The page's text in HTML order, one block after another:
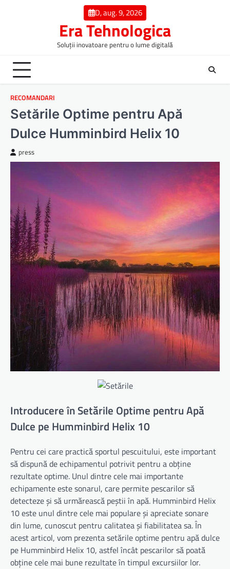
D, aug. 9, 2026
Era Tehnologica
Soluții inovatoare pentru o lume digitală
RECOMANDARI
Setările Optime pentru Apă
Dulce Humminbird Helix 10
press
Introducere în Setările Optime pentru Apă
Dulce pe Humminbird Helix 10
Pentru cei care practică sportul pescuitului, este important
să dispună de echipamentul potrivit pentru a obține
rezultate optime. Unul dintre cele mai importante
echipamente este sonarul, care permite pescarilor să
detecteze și să urmărească peștii în apă. Humminbird Helix
10 este unul dintre cele mai populare și apreciate sonare
din lume, cunoscut pentru calitatea și fiabilitatea sa. În
acest articol, vom prezenta setările optime pentru apă dulce
pe Humminbird Helix 10, astfel încât pescarilor să poată
obține cele mai bune rezultate în timpul excursiilor lor.